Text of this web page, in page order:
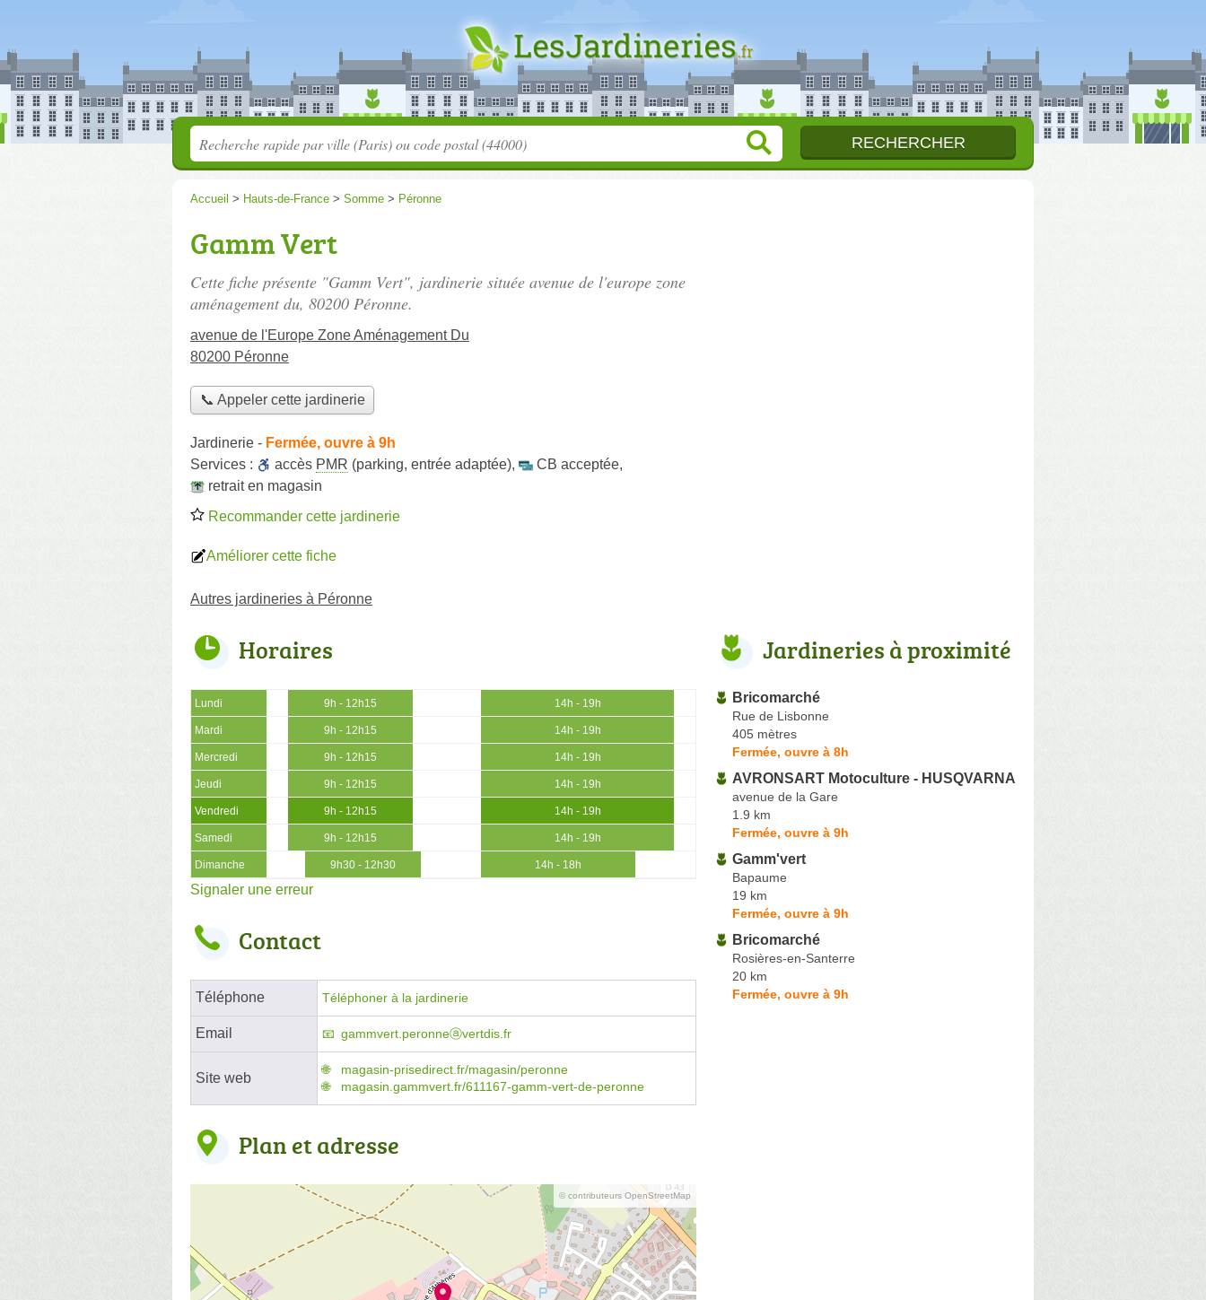
Accueil > Hauts-de-France > Somme > Péronne
Gamm Vert
Cette fiche présente "Gamm Vert", jardinerie située avenue de l'europe zone
aménagement du, 80200 Péronne.
avenue de l'Europe Zone Aménagement Du
80200 Péronne
📞 Appeler cette jardinerie
Jardinerie - Fermée, ouvre à 9h
Services :
accès PMR (parking, entrée adaptée), CB acceptée,
retrait en magasin
Recommander cette jardinerie
Améliorer cette fiche
Autres jardineries à Péronne
Horaires
Lundi 9h - 12h15 14h - 19h
Mardi 9h - 12h15 14h - 19h
Mercredi 9h - 12h15 14h - 19h
Jeudi 9h - 12h15 14h - 19h
Vendredi 9h - 12h15 14h - 19h
Samedi 9h - 12h15 14h - 19h
Dimanche 9h30 - 12h30 14h - 18h
Signaler une erreur
Contact
Téléphone Téléphoner à la jardinerie
Email gammvert.peronneⓐvertdis.fr
Site web
magasin-prisedirect.fr/magasin/peronne
magasin.gammvert.fr/611167-gamm-vert-de-peronne
Plan et adresse
© contributeurs OpenStreetMap
Jardineries à proximité
Bricomarché
Rue de Lisbonne
405 mètres
Fermée, ouvre à 8h
AVRONSART Motoculture - HUSQVARNA
avenue de la Gare
1.9 km
Fermée, ouvre à 9h
Gamm'vert
Bapaume
19 km
Fermée, ouvre à 9h
Bricomarché
Rosières-en-Santerre
20 km
Fermée, ouvre à 9h